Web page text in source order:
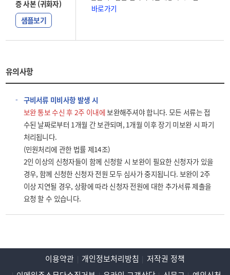
증 사본 (귀화자)
샘플보기
바로가기
유의사항
구비서류 미비사항 발생 시
보완 통보 수신 후 2주 이내에보완해주셔야 합니다. 모든 서류는 접
수된 날짜로부터 1개월 간 보관되며, 1개월 이후 장기 미보완 시 파기
처리됩니다.
(민원처리에 관한 법률 제14조)
2인 이상의 신청자들이 함께 신청할 시 보완이 필요한 신청자가 있을
경우, 함께 신청한 신청자 전원 모두 심사가 중지됩니다. 보완이 2주
이상 지연될 경우, 상황에 따라 신청자 전원에 대한 추가서류 제출을
요청 할 수 있습니다.
이용약관 개인정보처리방침
저작권 정책